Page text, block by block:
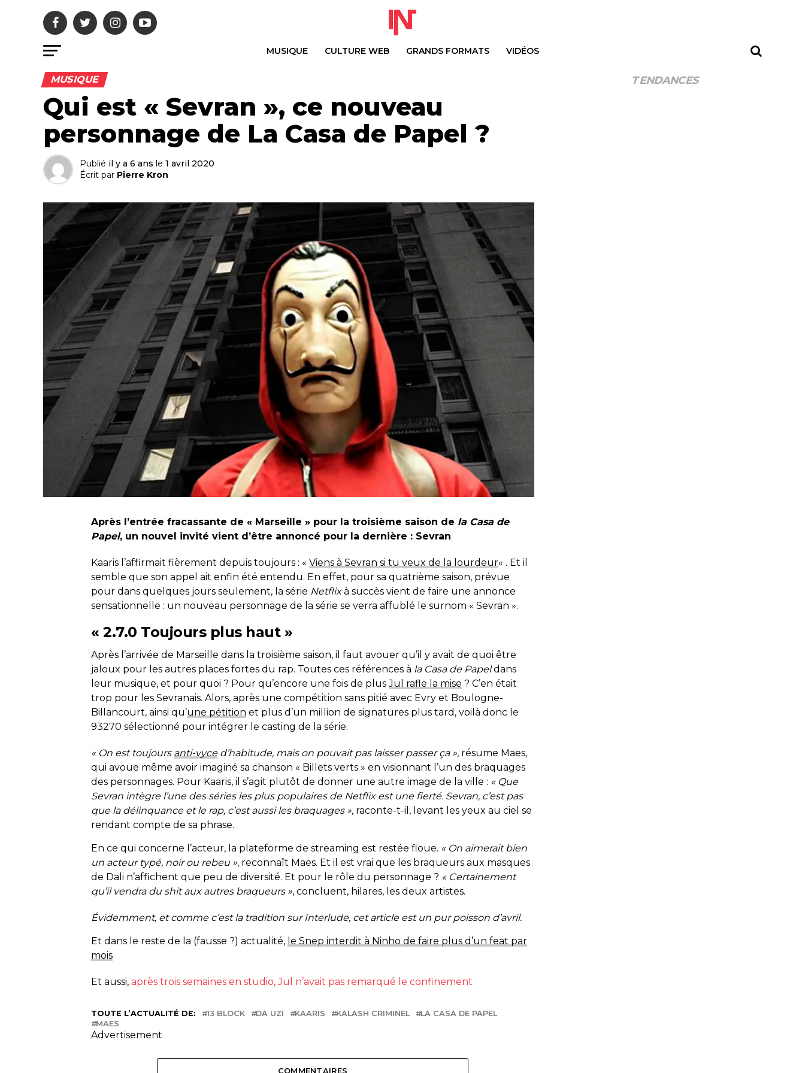
MUSIQUE CULTURE WEB GRANDS FORMATS VIDÉOS
MUSIQUE
Qui est « Sevran », ce nouveau
personnage de La Casa de Papel ?
Publié il y a 6 ans le 1 avril 2020
Écrit par Pierre Kron
Après l’entrée fracassante de « Marseille » pour la troisième saison de la Casa de
Papel, un nouvel invité vient d’être annoncé pour la dernière : Sevran
Kaaris l’affirmait fièrement depuis toujours : « Viens à Sevran si tu veux de la lourdeur« . Et il
semble que son appel ait enfin été entendu. En effet, pour sa quatrième saison, prévue
pour dans quelques jours seulement, la série Netflixà succès vient de faire une annonce
sensationnelle : un nouveau personnage de la série se verra affublé le surnom « Sevran ».
« 2.7.0 Toujours plus haut »
Après l’arrivée de Marseille dans la troisième saison, il faut avouer qu’il y avait de quoi être
jaloux pour les autres places fortes du rap. Toutes ces références à la Casa de Papeldans
leur musique, et pour quoi ? Pour qu’encore une fois de plusJul rafle la mise ? C’en était
trop pour les Sevranais. Alors, après une compétition sans pitié avec Evry et Boulogne-
Billancourt, ainsi qu’une pétition et plus d’un million de signatures plus tard, voilà donc le
93270 sélectionné pour intégrer le casting de la série.
« On est toujours anti-vyced’habitude, mais on pouvait pas laisser passer ça », résume Maes,
qui avoue même avoir imaginé sa chanson « Billets verts » en visionnant l’un des braquages
des personnages. Pour Kaaris, il s’agit plutôt de donner une autre image de la ville : « Que
Sevran intègre l’une des séries les plus populaires de Netflix est une fierté. Sevran, c’est pas
que la délinquance et le rap, c’est aussi les braquages », raconte-t-il, levant les yeux au ciel se
rendant compte de sa phrase.
En ce qui concerne l’acteur, la plateforme de streaming est restée floue. « On aimerait bien
un acteur typé, noir ou rebeu », reconnaît Maes. Et il est vrai que les braqueurs aux masques
de Dali n’affichent que peu de diversité. Et pour le rôle du personnage ? « Certainement
qu’il vendra du shit aux autres braqueurs », concluent, hilares, les deux artistes.
Évidemment, et comme c’est la tradition sur Interlude, cet article est un pur poisson d’avril.
Et dans le reste de la (fausse ?) actualité, le Snep interdit à Ninho de faire plus d’un feat par
mois
Et aussi, après trois semaines en studio, Jul n’avait pas remarqué le confinement
TOUTE L’ACTUALITÉ DE: 13 BLOCK DA UZI KAARIS KALASH CRIMINEL
LA CASA DE PAPEL
MAES
Advertisement
COMMENTAIRES
TENDANCES